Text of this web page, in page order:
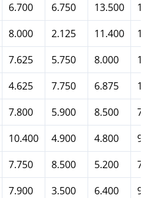
6.700 6.750 13.500
8.000 2.125 11.400
7.625 5.750 8.000
4.625 7.750 6.875
7.800 5.900 8.500
10.400 4.900 4.800
7.750 8.500 5.200
7.900 3.500 6.400